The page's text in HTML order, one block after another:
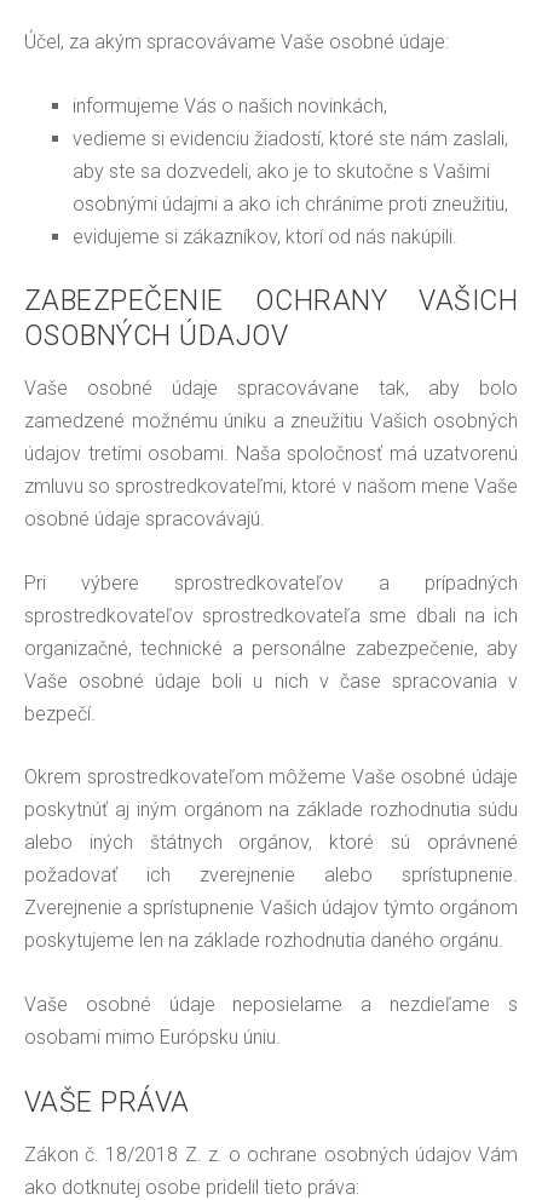
Účel, za akým spracovávame Vaše osobné údaje:
informujeme Vás o našich novinkách,
vedieme si evidenciu žiadostí, ktoré ste nám zaslali,
aby ste sa dozvedeli, ako je to skutočne s Vašimi
osobnými údajmi a ako ich chránime proti zneužitiu,
evidujeme si zákazníkov, ktorí od nás nakúpili.
ZABEZPEČENIE OCHRANY VAŠICH
OSOBNÝCH ÚDAJOV
Vaše osobné údaje spracovávane tak, aby bolo
zamedzené možnému úniku a zneužitiu Vašich osobných
údajov tretími osobami. Naša spoločnosť má uzatvorenú
zmluvu so sprostredkovateľmi, ktoré v našom mene Vaše
osobné údaje spracovávajú.
Pri výbere sprostredkovateľov a prípadných
sprostredkovateľov sprostredkovateľa sme dbali na ich
organizačné, technické a personálne zabezpečenie, aby
Vaše osobné údaje boli u nich v čase spracovania v
bezpečí.
Okrem sprostredkovateľom môžeme Vaše osobné údaje
poskytnúť aj iným orgánom na základe rozhodnutia súdu
alebo iných štátnych orgánov, ktoré sú oprávnené
požadovať ich zverejnenie alebo sprístupnenie.
Zverejnenie a sprístupnenie Vašich údajov týmto orgánom
poskytujeme len na základe rozhodnutia daného orgánu.
Vaše osobné údaje neposielame a nezdieľame s
osobami mimo Európsku úniu.
VAŠE PRÁVA
Zákon č. 18/2018 Z. z. o ochrane osobných údajov Vám
ako dotknutej osobe pridelil tieto práva: